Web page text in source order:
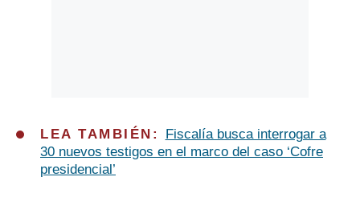
LEA TAMBIÉN:
Fiscalía busca interrogar a
30 nuevos testigos en el marco del caso ‘Cofre
presidencial’